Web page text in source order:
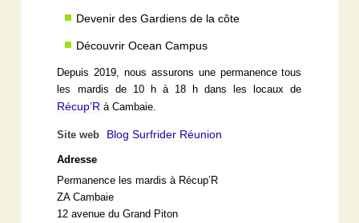
Devenir des Gardiens de la côte
Découvrir Ocean Campus
Depuis 2019, nous assurons une permanence tous
les mardis de 10 h à 18 h dans les locaux de
Récup’Rà Cambaie.
Site web Blog Surfrider Réunion
Adresse
Permanence les mardis à Récup’R
ZA Cambaie
12 avenue du Grand Piton